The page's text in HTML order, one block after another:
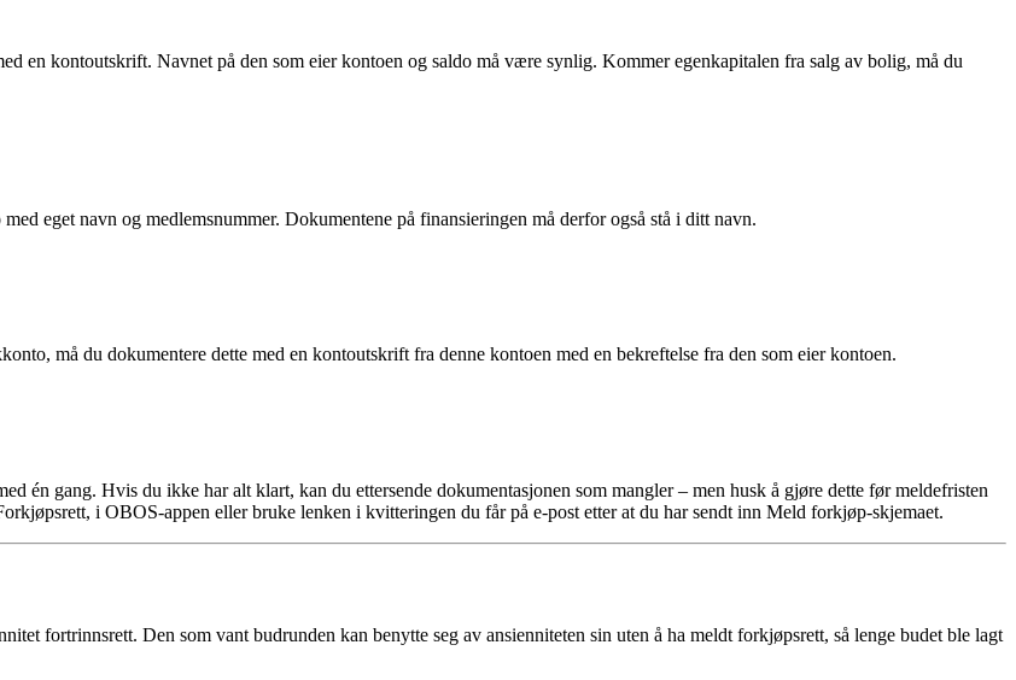
en kontoutskrift. Navnet på den som eier kontoen og saldo må være synlig. Kommer egenkapitalen fra salg av bolig, må du
eget navn og medlemsnummer. Dokumentene på finansieringen må derfor også stå i ditt navn.
må du dokumentere dette med en kontoutskrift fra denne kontoen med en bekreftelse fra den som eier kontoen.
én gang. Hvis du ikke har alt klart, kan du ettersende dokumentasjonen som mangler – men husk å gjøre dette før meldefristen
i OBOS-appen eller bruke lenken i kvitteringen du får på e-post etter at du har sendt inn Meld forkjøp-skjemaet.
fortrinnsrett. Den som vant budrunden kan benytte seg av ansienniteten sin uten å ha meldt forkjøpsrett, så lenge budet ble lagt